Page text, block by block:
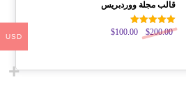
قالب مجلة ووردبريس
تم التقييم
من 5
$200.00
$100.00
USD